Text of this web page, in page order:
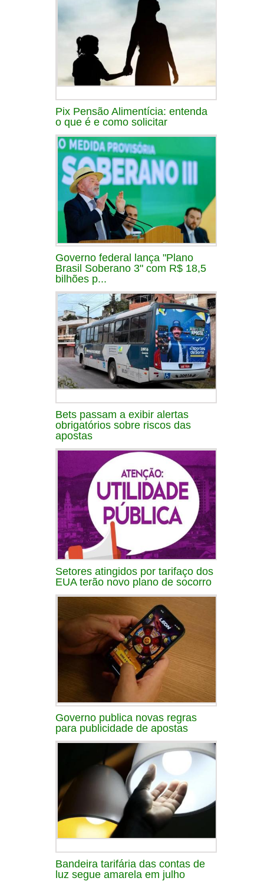
Pix Pensão Alimentícia: entenda
o que é e como solicitar
Governo federal lança "Plano
Brasil Soberano 3" com R$ 18,5
bilhões p...
Bets passam a exibir alertas
obrigatórios sobre riscos das
apostas
Setores atingidos por tarifaço dos
EUA terão novo plano de socorro
Governo publica novas regras
para publicidade de apostas
Bandeira tarifária das contas de
luz segue amarela em julho